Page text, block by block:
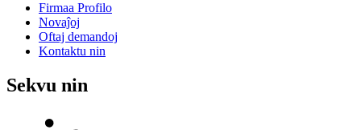
Firmaa Profilo
Novaĵoj
Oftaj demandoj
Kontaktu nin
Sekvu nin